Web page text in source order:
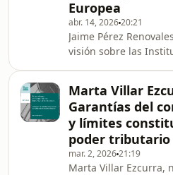
en la Universidad
Europea
abr. 14, 202620:21
Jaime Pérez
visión sobre las
responsabilidad de
públicos en la Unión
entrevista con
catedrático de
en la Universidad
Marta Villar
Garantías del
y límites
poder tributario
mar. 2, 202621:19
Marta Villar Ezcurra,